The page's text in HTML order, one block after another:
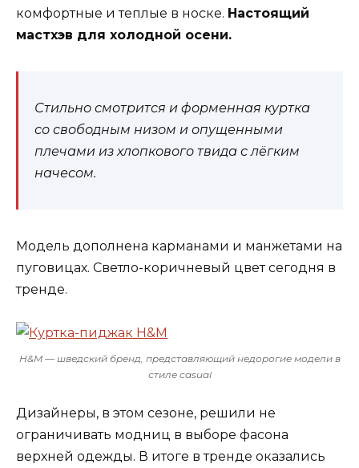
комфортные и теплые в носке. Настоящий
мастхэв для холодной осени.
Стильно смотрится и форменная куртка
со свободным низом и опущенными
плечами из хлопкового твида с лёгким
начесом.
Модель дополнена карманами и манжетами на
пуговицах. Светло-коричневый цвет сегодня в
тренде.
H&M — шведский бренд, представляющий недорогие модели в
стиле casual
Дизайнеры, в этом сезоне, решили не
ограничивать модниц в выборе фасона
верхней одежды. В итоге в тренде оказались